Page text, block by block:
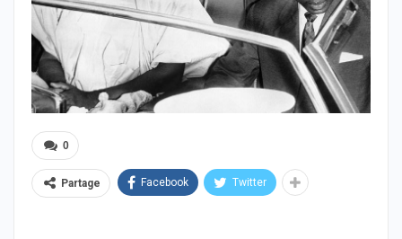
0
Partage Facebook Twitter